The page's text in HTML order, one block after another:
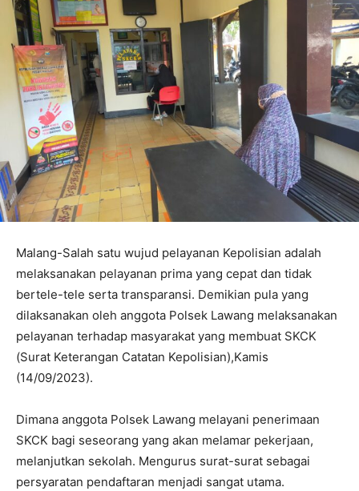
Malang-Salah satu wujud pelayanan Kepolisian adalah
melaksanakan pelayanan prima yang cepat dan tidak
bertele-tele serta transparansi. Demikian pula yang
dilaksanakan oleh anggota Polsek Lawang melaksanakan
pelayanan terhadap masyarakat yang membuat SKCK
(Surat Keterangan Catatan Kepolisian),Kamis
(14/09/2023).
Dimana anggota Polsek Lawang melayani penerimaan
SKCK bagi seseorang yang akan melamar pekerjaan,
melanjutkan sekolah. Mengurus surat-surat sebagai
persyaratan pendaftaran menjadi sangat utama.